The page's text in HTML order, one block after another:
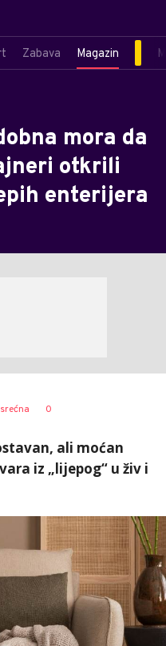
Zabava Magazin
mora da
otkrili
enterijera
0
ali moćan
iz „lijepog“ u živ i